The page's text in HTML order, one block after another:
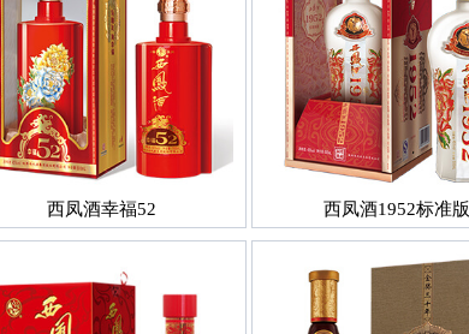
西凤酒幸福52 西凤酒1952标准版